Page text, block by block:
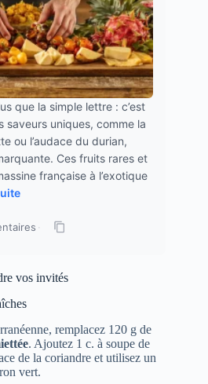
que la simple lettre : c’est
saveurs uniques, comme la
ou l’audace du durian,
Ces fruits rares et
française à l’exotique
·
vos invités
remplacez 120 g de
. Ajoutez 1 c. à soupe de
de la coriandre et utilisez un
vert.